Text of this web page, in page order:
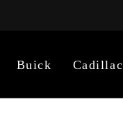
Buick Cadillac